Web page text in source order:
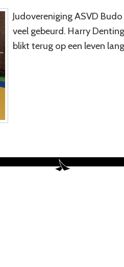
Judovereniging ASVD
veel gebeurd. Harry
blikt terug op een leven